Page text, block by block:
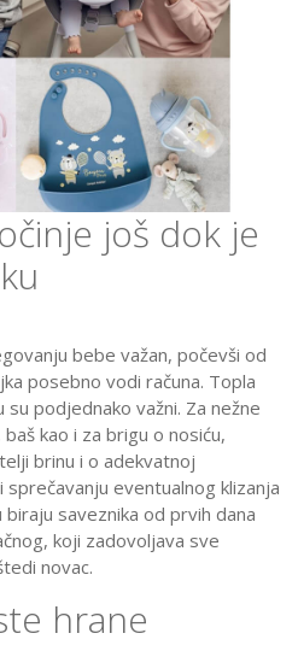
još dok je
bebe važan, počevši od
posebno vodi računa. Topla
podjednako važni. Za nežne
kao i za brigu o nosiću,
brinu i o adekvatnoj
eventualnog klizanja
saveznika od prvih dana
koji zadovoljava sve
novac.
hrane